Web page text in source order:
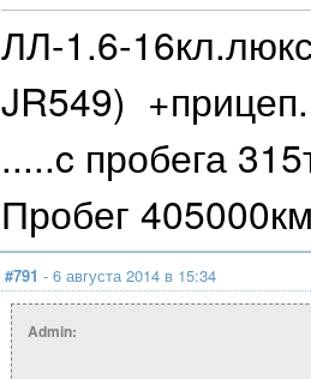
ЛЛ-1.6-
JR549) +прицеп.
.....c пробега
Пробег
#791 - 6 августа 2014 в 15:34
Admin: